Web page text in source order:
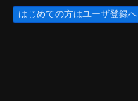
はじめての方はユーザ登録へ